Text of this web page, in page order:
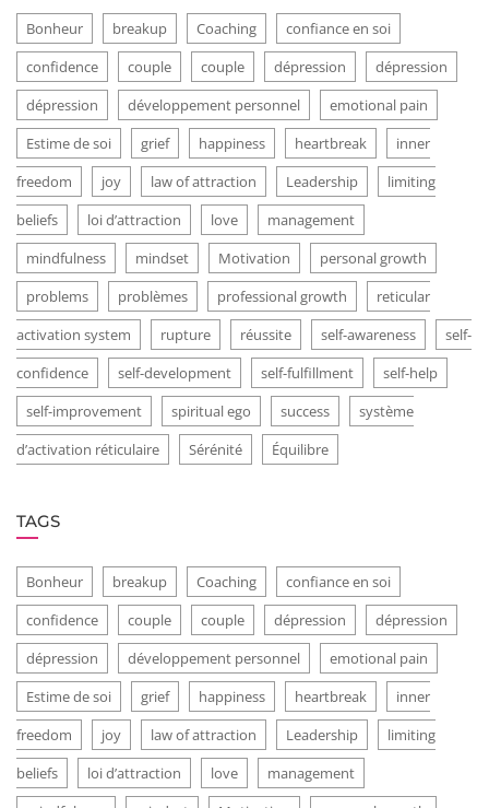
Bonheur breakup Coaching
confiance en soi
confidence
couple couple dépression
dépression
dépression
développement personnel
emotional pain
Estime de soi
grief happiness heartbreak
inner
freedom
joy law of attraction Leadership
limiting
beliefs
loi d’attraction love
management
mindfulness
mindset Motivation
personal growth
problems
problèmes professional growth
reticular
activation system
rupture réussite self-awareness
self-
confidence
self-development self-fulfillment
self-help
self-improvement
spiritual ego success
système
d’activation réticulaire
Sérénité Équilibre
TAGS
Bonheur breakup Coaching
confiance en soi
confidence
couple couple dépression
dépression
dépression
développement personnel
emotional pain
Estime de soi
grief happiness heartbreak
inner
freedom
joy law of attraction Leadership
limiting
beliefs
loi d’attraction love
management